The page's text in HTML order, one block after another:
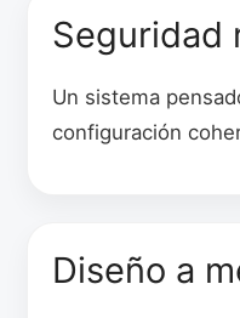
Seguridad
Un sistema
configuración
Diseño a